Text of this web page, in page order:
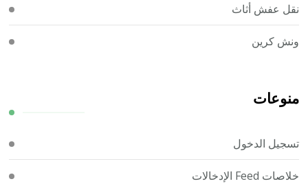
نقل عفش أثاث
ونش كرين
منوعات
تسجيل الدخول
خلاصات Feed الإدخالات